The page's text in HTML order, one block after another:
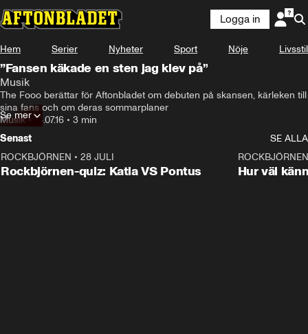
Logga in
Hem Serier Nyheter Sport Nöje Livsstil
”Fansen käkade en sten jag klev på”
Musik
The Fooo berättar för Aftonbladet om debuten på skansen, kärleken till
sina fans och om deras sommarplaner
Musik• 18.07.16 • 3 min
Se mer
Senast
SE ALLA
ROCKBJÖRNEN • 28 JULI
Rockbjörnen-quiz: Katia VS Pontus
ROCKBJÖRNEN
Hur väl